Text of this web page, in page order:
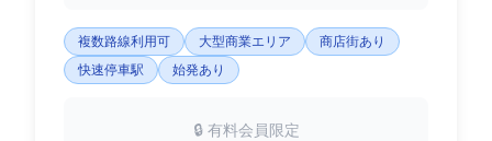
複数路線利用可 大型商業エリア
商店街あり
快速停車駅
始発あり
🔒 有料会員限定